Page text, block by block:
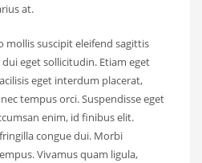
at.
mollis suscipit eleifend sagittis
eget sollicitudin. Etiam eget
eget interdum placerat,
tempus orci. Suspendisse eget
enim, id finibus elit.
congue dui. Morbi
Vivamus quam ligula,